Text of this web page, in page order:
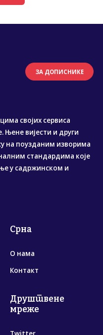
ЗА ДОПИСНИКЕ
својих сервиса
Њене вијести и други
на поузданим изворима
стандардима које
у садржинском и
Срна
О нама
Контакт
Друштвене
мреже